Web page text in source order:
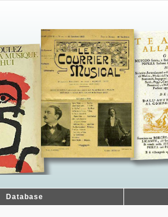
Database